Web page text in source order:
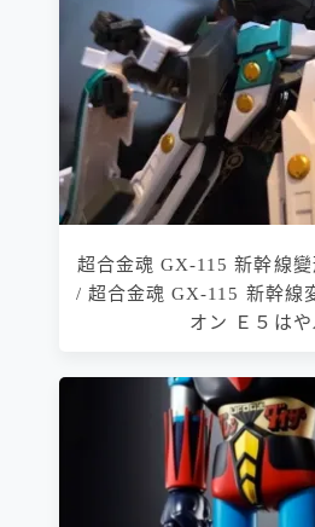
超合金魂 GX-115 新幹線
/ 超合金魂 GX-115 新幹線
オン Ｅ５はや